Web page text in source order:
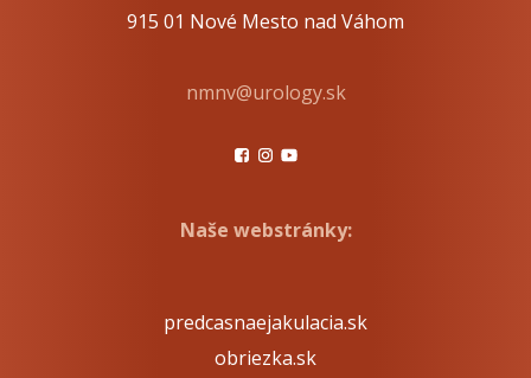
915 01 Nové Mesto nad Váhom
nmnv@urology.sk
Naše webstránky:
predcasnaejakulacia.sk
obriezka.sk